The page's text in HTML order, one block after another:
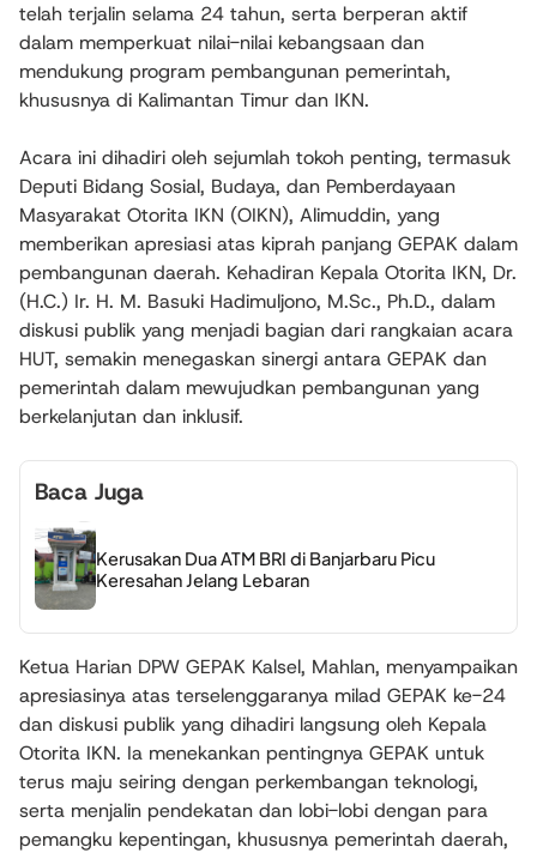
telah terjalin selama 24 tahun, serta berperan aktif
dalam memperkuat nilai-nilai kebangsaan dan
mendukung program pembangunan pemerintah,
khususnya di Kalimantan Timur dan IKN.
Acara ini dihadiri oleh sejumlah tokoh penting, termasuk
Deputi Bidang Sosial, Budaya, dan Pemberdayaan
Masyarakat Otorita IKN (OIKN), Alimuddin, yang
memberikan apresiasi atas kiprah panjang GEPAK dalam
pembangunan daerah. Kehadiran Kepala Otorita IKN, Dr.
(H.C.) Ir. H. M. Basuki Hadimuljono, M.Sc., Ph.D., dalam
diskusi publik yang menjadi bagian dari rangkaian acara
HUT, semakin menegaskan sinergi antara GEPAK dan
pemerintah dalam mewujudkan pembangunan yang
berkelanjutan dan inklusif.
Baca Juga
Kerusakan Dua ATM BRI di Banjarbaru Picu
Keresahan Jelang Lebaran
Ketua Harian DPW GEPAK Kalsel, Mahlan, menyampaikan
apresiasinya atas terselenggaranya milad GEPAK ke-24
dan diskusi publik yang dihadiri langsung oleh Kepala
Otorita IKN. Ia menekankan pentingnya GEPAK untuk
terus maju seiring dengan perkembangan teknologi,
serta menjalin pendekatan dan lobi-lobi dengan para
pemangku kepentingan, khususnya pemerintah daerah,